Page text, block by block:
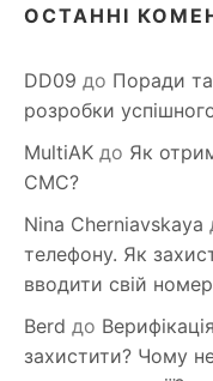
ОСТАННІ
DD09 до Поради
розробки
MultiAK до Як
СМС?
Nina Cherniavskaya
телефону. Як
вводити свій
Berd до
захистити? Чому